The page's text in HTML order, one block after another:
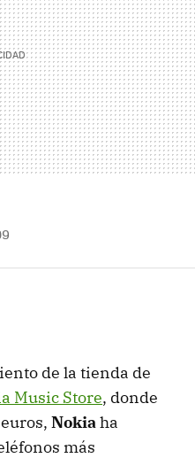
de la tienda de
Music Store, donde
Nokiaha
más